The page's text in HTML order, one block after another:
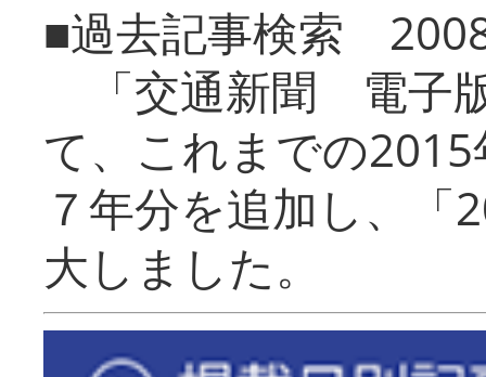
■過去記事検索
「交通新聞 電子
て、これまでの
７年分を追加し、「
大しまし